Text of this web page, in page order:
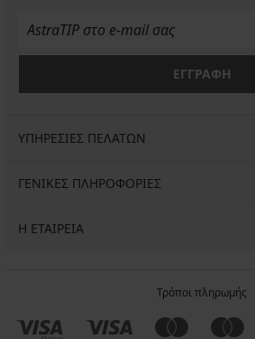
ΕΓΓΡΑΦΗ
ΥΠΗΡΕΣΙΕΣ ΠΕΛΑΤΩΝ
ΓΕΝΙΚΕΣ ΠΛΗΡΟΦΟΡΙΕΣ
Η ΕΤΑΙΡΕΙΑ
Τρόποι πληρωμής